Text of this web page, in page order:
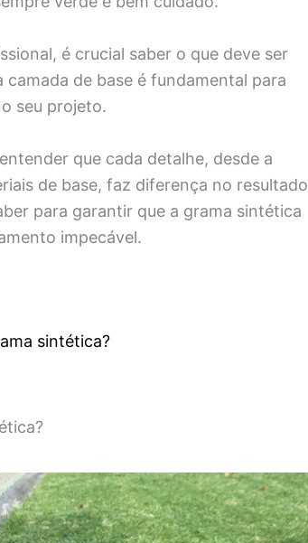
é crucial saber o que deve ser
de base é fundamental para
seu projeto.
que cada detalhe, desde a
de base, faz diferença no resultado
para garantir que a grama sintética
impecável.
sintética?